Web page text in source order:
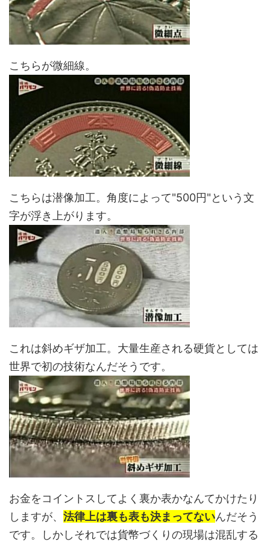
こちらが微細線。
こちらは潜像加工。角度によって"500円"という文
字が浮き上がります。
これは斜めギザ加工。大量生産される硬貨としては
世界で初の技術なんだそうです。
お金をコイントスしてよく裏か表かなんてかけたり
しますが、 法律上は裏も表も決まってないんだそう
です。しかしそれでは貨幣づくりの現場は混乱する